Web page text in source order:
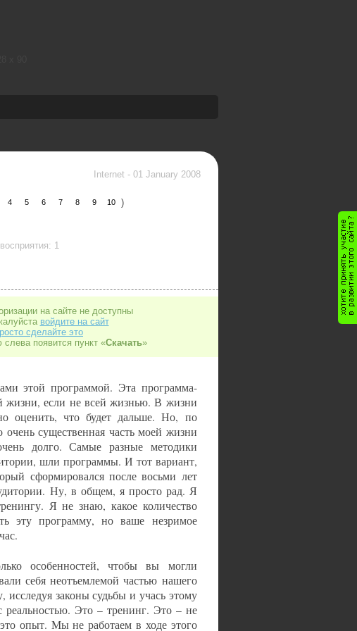
Internet - 01 January 2008
4 5 6 7 8 9 10 )
1
на сайте не доступны
войдите на сайт
сделайте это
появится пункт «Скачать»
этой программой. Эта программа-
жизни, если не всей жизнью. В жизни
оценить, что будет дальше. Но, по
очень существенная часть моей жизни
долго. Самые разные методики
шли программы. И тот вариант,
сформировался после восьми лет
Ну, в общем, я просто рад. Я
Я не знаю, какое количество
эту программу, но ваше незримое
особенностей, чтобы вы могли
себя неотъемлемой частью нашего
законы судьбы и учась этому
Это – тренинг. Это – не
опыт. Мы не работаем в ходе этого